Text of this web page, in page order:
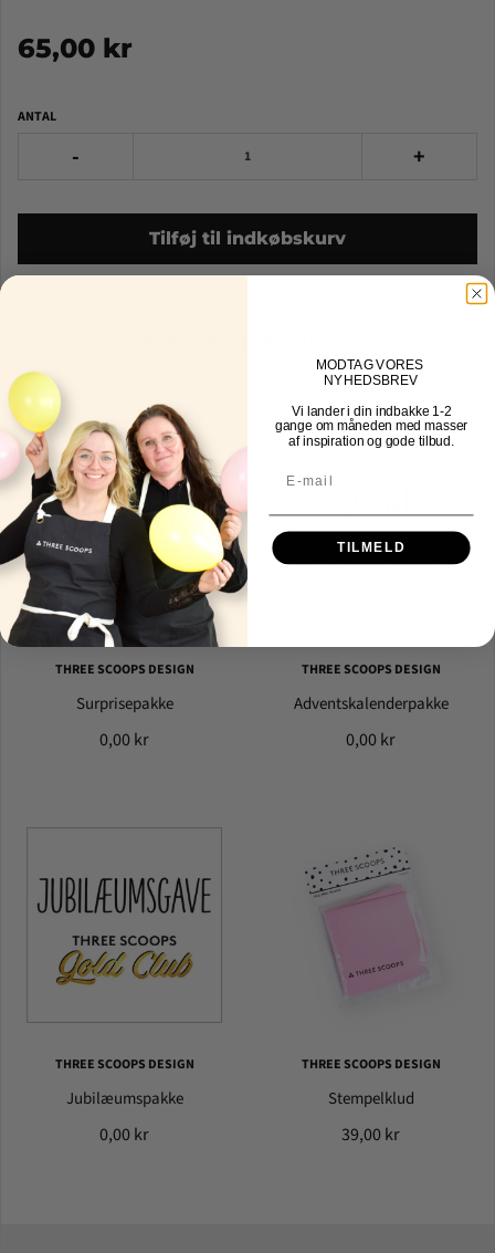
65,00 kr
ANTAL
- +
Tilføj til indkøbskurv
THREE SCOOPS DESIGN
Surprisepakke
0,00 kr
THREE SCOOPS DESIGN
Adventskalenderpakke
0,00 kr
THREE SCOOPS DESIGN
Jubilæumspakke
0,00 kr
THREE SCOOPS DESIGN
Stempelklud
39,00 kr
MODTAG VORES
NYHEDSBREV
Vi lander i din indbakke 1-2
gange om måneden med masser
af inspiration og gode tilbud.
TILMELD